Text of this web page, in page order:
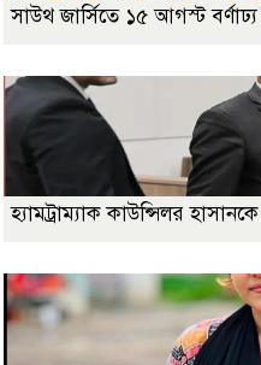
সাউথ জার্সিতে ১৫ আগস্ট
হ্যামট্রাম্যাক কাউন্সিলর